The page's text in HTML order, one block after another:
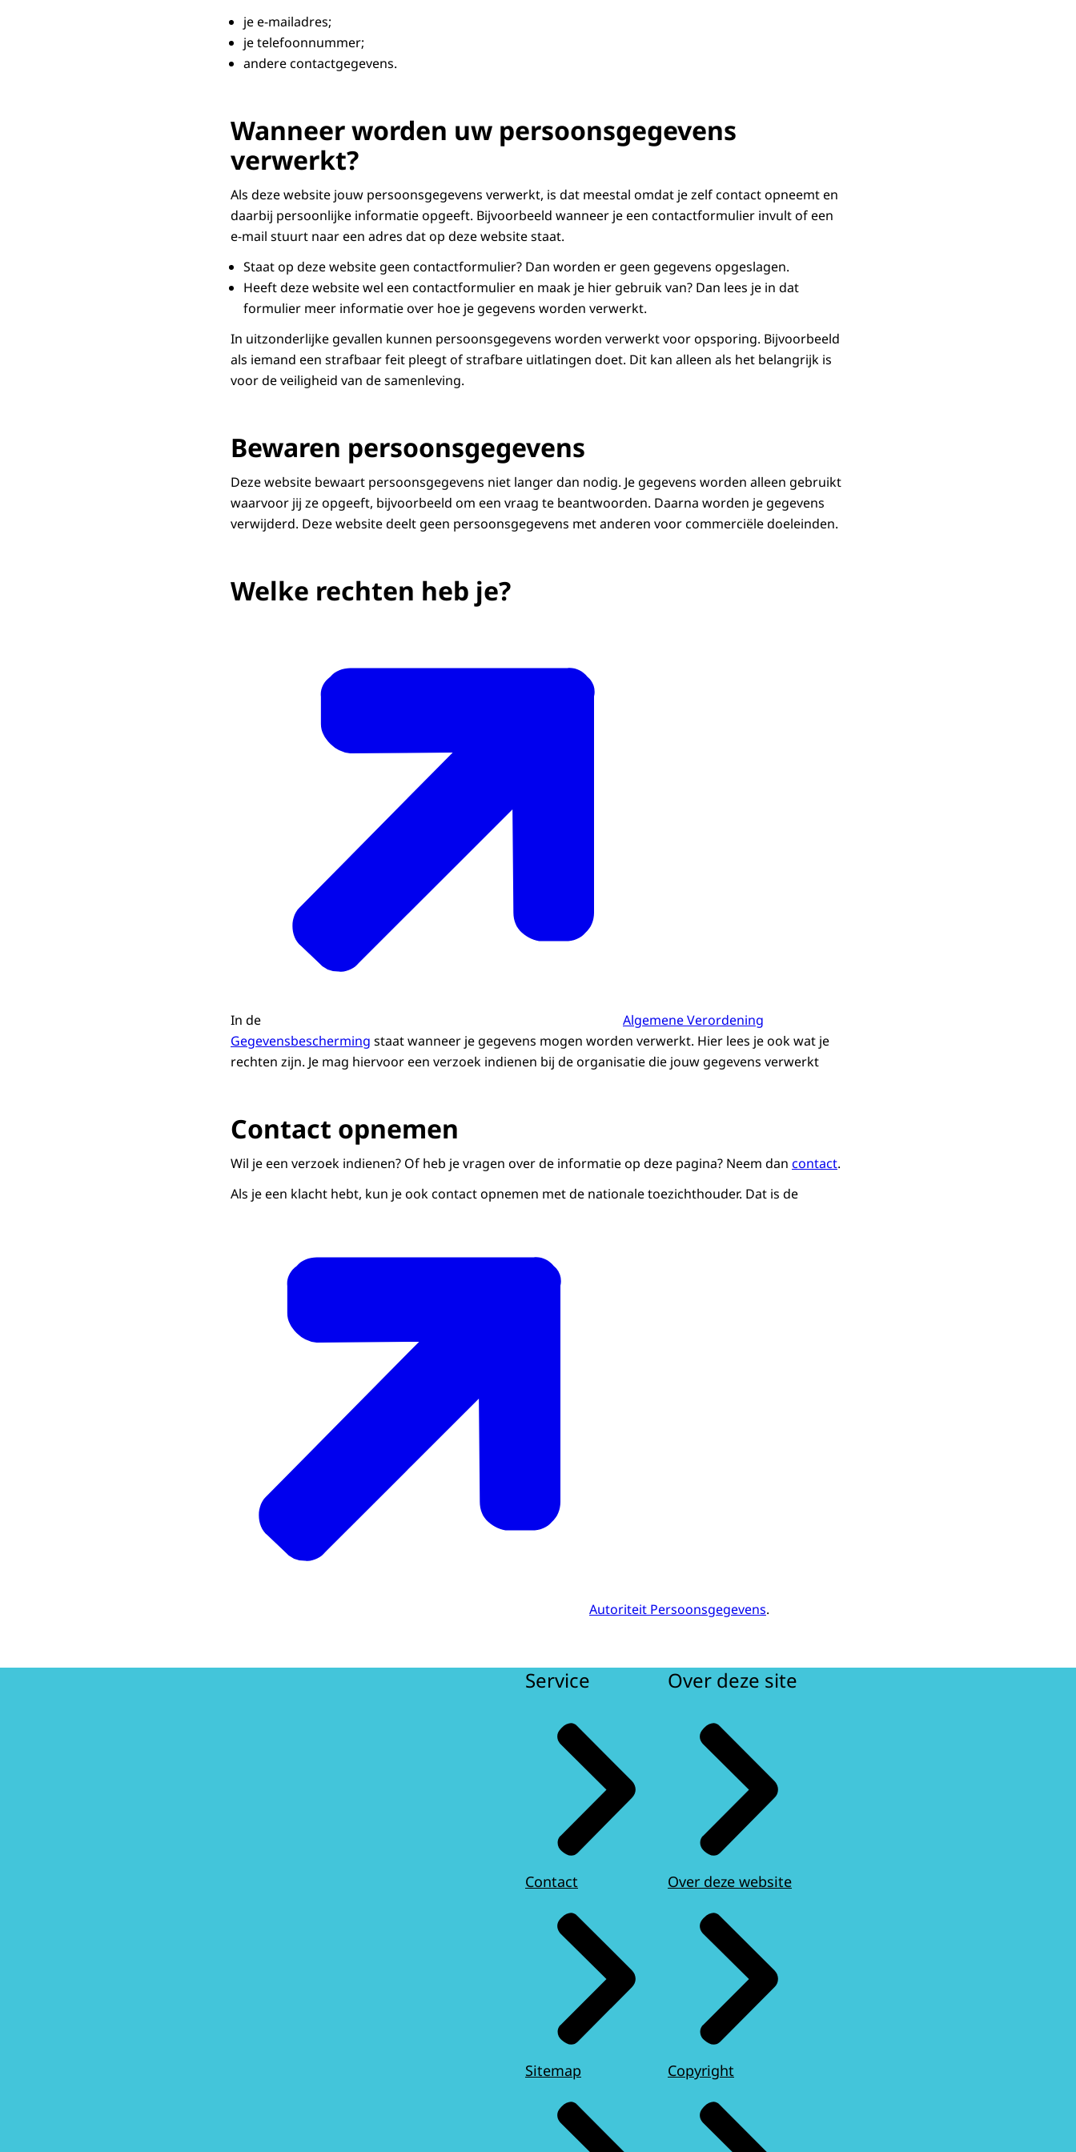
je e-mailadres;
je telefoonnummer;
andere contactgegevens.
Wanneer worden uw persoonsgegevens
verwerkt?
Als deze website jouw persoonsgegevens verwerkt, is dat meestal omdat je zelf contact opneemt en
daarbij persoonlijke informatie opgeeft. Bijvoorbeeld wanneer je een contactformulier invult of een
e-mail stuurt naar een adres dat op deze website staat.
Staat op deze website geen contactformulier? Dan worden er geen gegevens opgeslagen.
Heeft deze website wel een contactformulier en maak je hier gebruik van? Dan lees je in dat
formulier meer informatie over hoe je gegevens worden verwerkt.
In uitzonderlijke gevallen kunnen persoonsgegevens worden verwerkt voor opsporing. Bijvoorbeeld
als iemand een strafbaar feit pleegt of strafbare uitlatingen doet. Dit kan alleen als het belangrijk is
voor de veiligheid van de samenleving.
Bewaren persoonsgegevens
Deze website bewaart persoonsgegevens niet langer dan nodig. Je gegevens worden alleen gebruikt
waarvoor jij ze opgeeft, bijvoorbeeld om een vraag te beantwoorden. Daarna worden je gegevens
verwijderd. Deze website deelt geen persoonsgegevens met anderen voor commerciële doeleinden.
Welke rechten heb je?
In de
Algemene Verordening
Gegevensbescherming staat wanneer je gegevens mogen worden verwerkt. Hier lees je ook wat je
rechten zijn. Je mag hiervoor een verzoek indienen bij de organisatie die jouw gegevens verwerkt
Contact opnemen
Wil je een verzoek indienen? Of heb je vragen over de informatie op deze pagina? Neem dan contact.
Als je een klacht hebt, kun je ook contact opnemen met de nationale toezichthouder. Dat is de
Autoriteit Persoonsgegevens.
Service
Contact
Sitemap
Over deze site
Over deze website
Copyright